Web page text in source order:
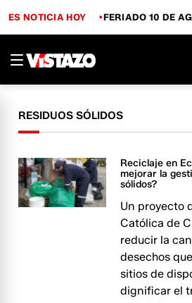
ES NOTICIA HOY FERIADO 10 DE
RESIDUOS SÓLIDOS
Reciclaje en
mejorar la
sólidos?
Un proyecto
Católica de
reducir la
desechos
sitios de
dignificar el